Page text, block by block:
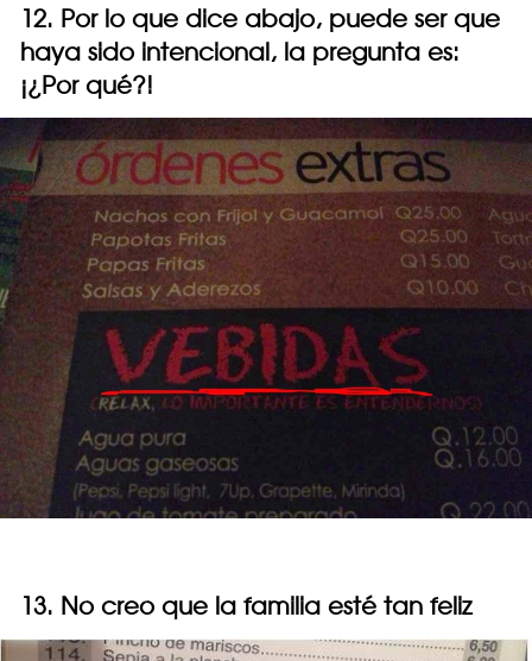
12. Por lo que dice abajo, puede ser que
haya sido intencional, la pregunta es:
¡¿Por qué?!
13. No creo que la familia esté tan feliz